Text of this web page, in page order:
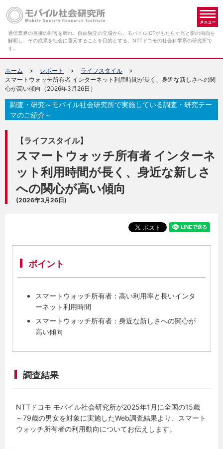
通信業界の直接の利害を離れ、自由独立の立場から、モバイルICTがもたらす光と影の両面を
解明し、その成果を社会に還元することを目的とする、NTTドコモの社会科学系の研究所で
す。
ホーム レポート
ライフスタイル
スマートウォッチ所有者 インターネット利用時間が長く、身近な新しさへの関
心が高い傾向（2026年3月26日）
【ライフスタイル】
スマートウォッチ所有者 インターネ
ット利用時間が長く、身近な新しさ
への関心が高い傾向
(2026年3月26日)
調査・研究～モバイル社会研究所で実施している調査・研究テー
マのご紹介～
ポイント
スマートウォッチ所有者：高い利用率と長いインタ
ーネット利用時間
スマートウォッチ所有者：身近な新しさへの関心が
高い傾向
調査結果
NTTドコモ モバイル社会研究所が2025年1月に全国の15歳
～79歳の男女を対象に実施したWeb調査結果より、スマート
ウォッチ所有者の利用動向についてお伝えします。